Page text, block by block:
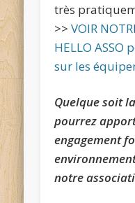
très
>> VOIR
HELLO ASSO
sur les
Quelque soit
pourrez
engagement
notre